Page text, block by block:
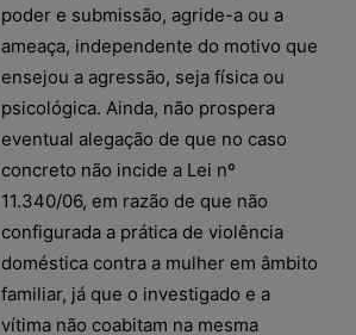
poder e submissão, agride-a ou a
ameaça, independente do motivo que
ensejou a agressão, seja física ou
psicológica. Ainda, não prospera
eventual alegação de que no caso
concreto não incide a Lei nº
11.340/06, em razão de que não
configurada a prática de violência
doméstica contra a mulher em âmbito
familiar, já que o investigado e a
vítima não coabitam na mesma